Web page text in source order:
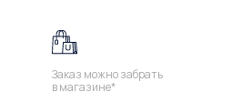
Заказ можно забрать
в магазине*